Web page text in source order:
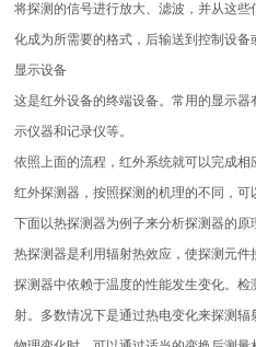
将探测的信号进行放大、滤波，并从这
化成为所需要的格式，后输送到控制设备
显示设备
这是红外设备的终端设备。常用的显示
示仪器和记录仪等。
依照上面的流程，红外系统就可以完成
红外探测器，按照探测的机理的不同，可
下面以热探测器为例子来分析探测器的原
热探测器是利用辐射热效应，使探测元
探测器中依赖于温度的性能发生变化。
射。多数情况下是通过热电变化来探测